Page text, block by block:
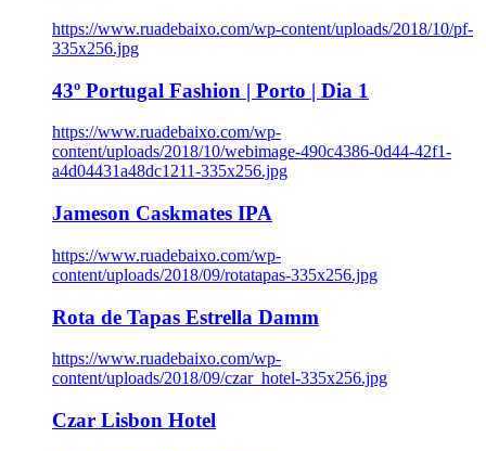
https://www.ruadebaixo.com/wp-content/uploads/2018/10/pf-
335x256.jpg
43º Portugal Fashion | Porto | Dia 1
https://www.ruadebaixo.com/wp-
content/uploads/2018/10/webimage-490c4386-0d44-42f1-
a4d04431a48dc1211-335x256.jpg
Jameson Caskmates IPA
https://www.ruadebaixo.com/wp-
content/uploads/2018/09/rotatapas-335x256.jpg
Rota de Tapas Estrella Damm
https://www.ruadebaixo.com/wp-
content/uploads/2018/09/czar_hotel-335x256.jpg
Czar Lisbon Hotel